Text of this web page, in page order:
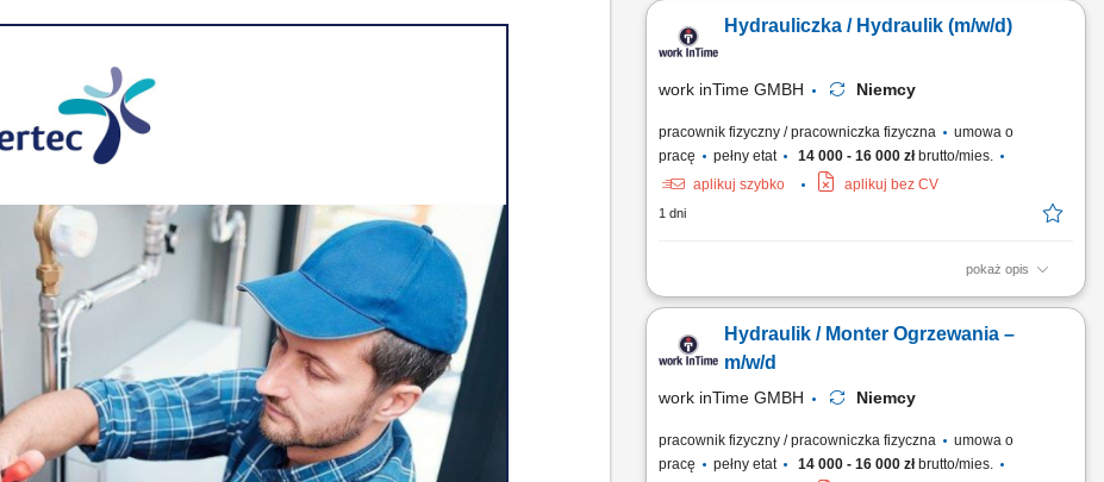
grzewczych; Czytanie i praca z rysunkiem technicznym;
Hydrauliczka / Hydraulik (m/w/d)
work inTime GMBH Niemcy
pracownik fizyczny / pracowniczka fizyczna
umowa o
pracę
pełny etat 14 000 - 16 000 złbrutto/mies.
aplikuj szybko
aplikuj bez CV
1 dni
pokaż opis
Zakres obowiązków: Montaż instalacji wodno-kanalizacyjnych i
Wykonywanie nowych instalacji oraz modernizacja istniejących
systemów. Montaż armatury sanitarnej, w tym umywalek,
Hydraulik / Monter Ogrzewania –
m/w/d
work inTime GMBH Niemcy
pracownik fizyczny / pracowniczka fizyczna
umowa o
pracę
pełny etat 14 000 - 16 000 złbrutto/mies.